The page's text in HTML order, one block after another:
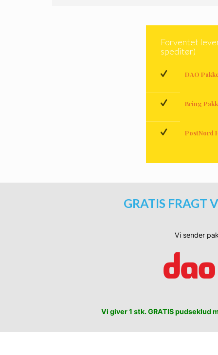
Forventet
speditør)
DAO
Bring
PostNord
GRATIS FRAGT
Vi sender
Vi giver 1 stk. GRATIS